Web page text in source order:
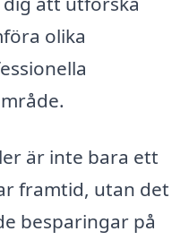
olika
är inte bara ett
framtid, utan det
besparingar på